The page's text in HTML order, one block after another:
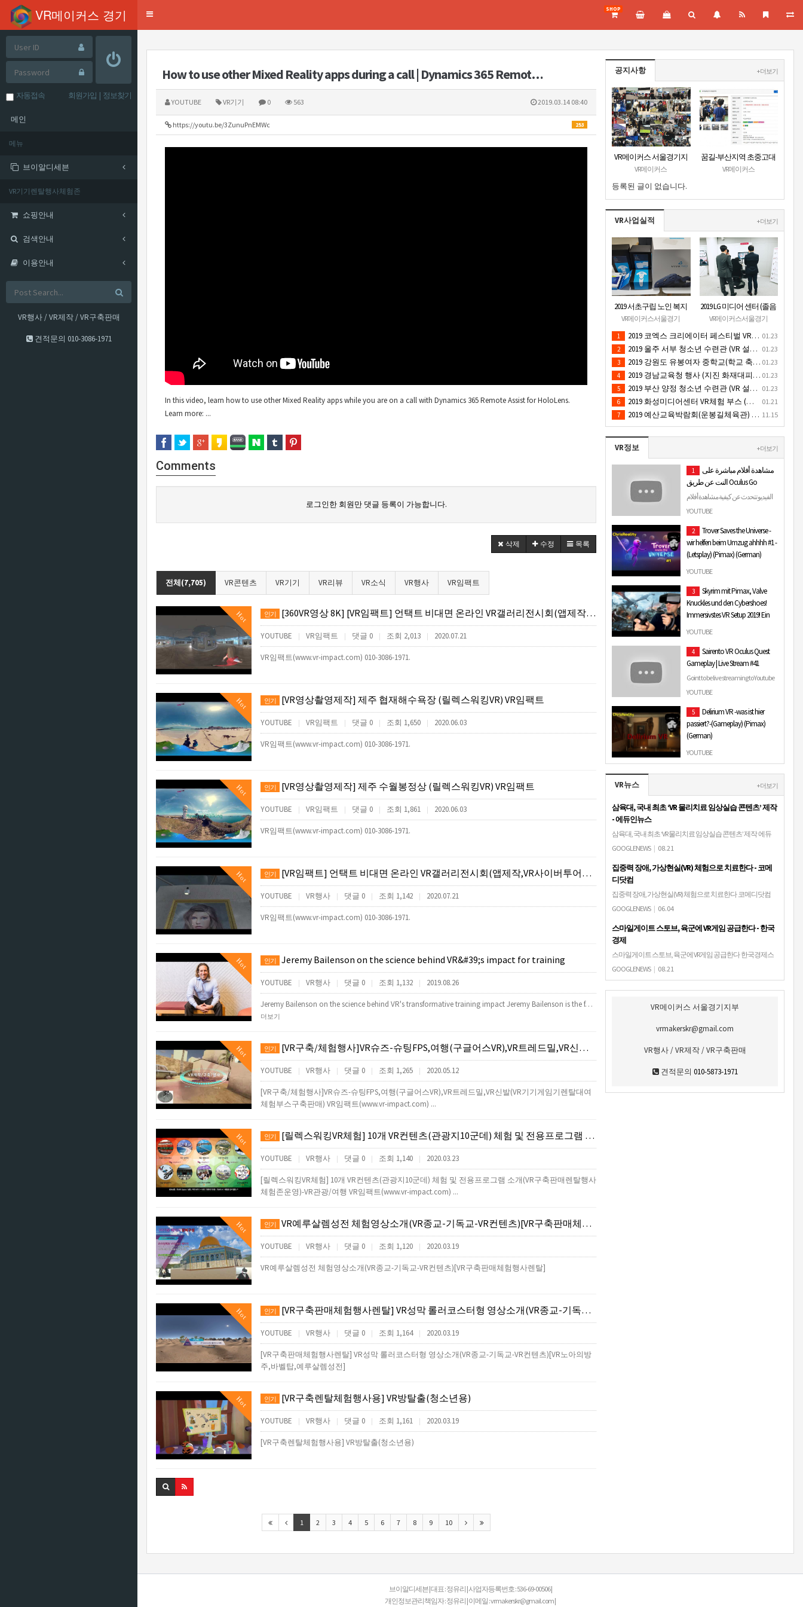
mysql-wrapper(24.03.21)
VR메이커스 경기
Toggle
SHOP
자동접속 회원가입 | 정보찾기
메인
메뉴
브이알디세븐
VR기기렌탈행사체험존
쇼핑안내
검색안내
이용안내
VR행사 / VR제작 / VR구축판매
견적문의 010-3086-1971
How to use other Mixed Reality apps during a call | Dynamics 365 Remot…
YOUTUBE VR기기 0 563 2019.03.14 08:40
253
https://youtu.be/3ZunuPnEMWc
In this video, learn how to use other Mixed Reality apps while you are on a call with Dynamics 365 Remote Assist for HoloLens.
Learn more: ...
Comments
로그인한 회원만 댓글 등록이 가능합니다.
삭제 수정 목록
전체(7,705) VR콘텐츠 VR기기 VR리뷰 VR소식 VR행사 VR임팩트
Hot 인기 [360VR영상 8K] [VR임팩트] 언택트 비대면 온라인 VR갤러리전시회(앱제작,VR사이버투어제작,VR컨텐츠제작) (언택트 ONLINE VR GALLERY)
YOUTUBE | VR임팩트 | 댓글 0 | 조회 2,013 | 2020.07.21
VR임팩트(www.vr-impact.com) 010-3086-1971.
Hot 인기 [VR영상촬영제작] 제주 협재해수욕장 (릴렉스워킹VR) VR임팩트
YOUTUBE | VR임팩트 | 댓글 0 | 조회 1,650 | 2020.06.03
VR임팩트(www.vr-impact.com) 010-3086-1971.
Hot 인기 [VR영상촬영제작] 제주 수월봉정상 (릴렉스워킹VR) VR임팩트
YOUTUBE | VR임팩트 | 댓글 0 | 조회 1,861 | 2020.06.03
VR임팩트(www.vr-impact.com) 010-3086-1971.
Hot 인기 [VR임팩트] 언택트 비대면 온라인 VR갤러리전시회(앱제작,VR사이버투어제작,VR컨텐츠제작)
YOUTUBE | VR행사 | 댓글 0 | 조회 1,142 | 2020.07.21
VR임팩트(www.vr-impact.com) 010-3086-1971.
Hot 인기 Jeremy Bailenson on the science behind VR&#39;s impact for training
YOUTUBE | VR행사 | 댓글 0 | 조회 1,132 | 2019.08.26
Jeremy Bailenson on the science behind VR's transformative training impact Jeremy Bailenson is the f…
더보기
Hot 인기 [VR구축/체험행사]VR슈즈-슈팅FPS,여행(구글어스VR),VR트레드밀,VR신발(VR기기게임기렌탈대여체험부스구축판매)
YOUTUBE | VR행사 | 댓글 0 | 조회 1,265 | 2020.05.12
[VR구축/체험행사]VR슈즈-슈팅FPS,여행(구글어스VR),VR트레드밀,VR신발(VR기기게임기렌탈대여
체험부스구축판매) VR임팩트(www.vr-impact.com) ...
Hot 인기 [릴렉스워킹VR체험] 10개 VR컨텐츠(관광지10군데) 체험 및 전용프로그램 소개(VR구축판매렌탈행사체험존운영)-VR관광/여행
YOUTUBE | VR행사 | 댓글 0 | 조회 1,140 | 2020.03.23
[릴렉스워킹VR체험] 10개 VR컨텐츠(관광지10군데) 체험 및 전용프로그램 소개(VR구축판매렌탈행사
체험존운영)-VR관광/여행 VR임팩트(www.vr-impact.com) ...
Hot 인기 VR예루살렘성전 체험영상소개(VR종교-기독교-VR컨텐츠)[VR구축판매체험행사렌탈]
YOUTUBE | VR행사 | 댓글 0 | 조회 1,120 | 2020.03.19
VR예루살렘성전 체험영상소개(VR종교-기독교-VR컨텐츠)[VR구축판매체험행사렌탈]
Hot 인기 [VR구축판매체험행사렌탈] VR성막 롤러코스터형 영상소개(VR종교-기독교-VR컨텐츠)[VR노아의방주,바벨탑,예루살렘성전]
YOUTUBE | VR행사 | 댓글 0 | 조회 1,164 | 2020.03.19
[VR구축판매체험행사렌탈] VR성막 롤러코스터형 영상소개(VR종교-기독교-VR컨텐츠)[VR노아의방
주,바벨탑,예루살렘성전]
Hot 인기 [VR구축렌탈체험행사용] VR방탈출(청소년용)
YOUTUBE | VR행사 | 댓글 0 | 조회 1,161 | 2020.03.19
[VR구축렌탈체험행사용] VR방탈출(청소년용)
1 2 3 4 5 6 7 8 9 10
공지사항 + 더보기
VR메이커스 서울경기지
부 홈페이지 오픈
VR메이커스
꿈길-부산지역 초중고대
상 VR진로직업체험 + VR
VR메이커스
등록된 글이 없습니다.
VR사업실적 + 더보기
2019 서초구립 노인 복지
관 (VR 설치) - VR 구축 판
VR메이커스서울경기
2019 LG 미디어 센터 (졸음
운전/ 음주운전 체험 행
사) VR 체험 - VR 렌탈대여
행사
VR메이커스서울경기
01.23
1 2019 코엑스 크리에이터 페스티벌 VR체험 부스 (인기 VR 체험) - VR렌탈대여 행사
01.23
2 2019 울주 서부 청소년 수련관 (VR 설치) - VR 구축 판매
01.23
3 2019 강원도 유봉여자 중학교(학교 축제 행사 / 인기 VR 컨텐츠 ) - VR렌탈대여 행사
01.23
4 2019 경남교육청 행사 (지진 화재대피 / VR 체험) _ VR 렌탈대여행사
01.23
5 2019 부산 양정 청소년 수련관 (VR 설치) - VR구축 판매
01.21
6 2019 화성미디어센터 VR체험 부스 (인기 4D 시뮬레이터 체험)- VR렌탈
11.15
7 2019 예산교육박람회(운봉길체육관) VR체험부스(직업진로체험 / 인기VR체험)-VR렌탈대여행사
VR정보 + 더보기
1
النت عن طريق Oculus Go
الفيديو تتحدث عن كيفية مشاهدة أفلام
مباشرة على النت عن طريق جهاز
Go : https://www.ocu…
YOUTUBE
2
Trover Saves the Universe -
wir helfen beim Umzug ahhhh #1 -
(Letsplay) (Pimax) (German)
SteamLink:
VRPACK Discord:
https://discord.gg/KmvE…
YOUTUBE
3
Skyrim mit Pimax, Valve
Knuckles und den Cybershoes!
Immersivstes VR Setup 2019! Ein
wohl immersivste Art und Weise,
Skyrim in 2019 zu spielen! Ich
benutze die Pimax 5K Pl…
YOUTUBE
4
Sairento VR Oculus Quest
Gameplay | Live Stream #41
Goint to be live streaming to Youtube
from now on 5pm-8pm Thurs-Mon
on the same days. Wil…
YOUTUBE
5
Delirium VR -was ist hier
passiert?-(Gameplay) (Pimax)
(German)
SteamLink:
https://store.steampowered.com/app/
VRPACK Discord:
https://discord.gg/KmvEV9N
Besuchen l…
YOUTUBE
VR뉴스 + 더보기
삼육대, 국내 최초 ‘VR 물리치료 임상실습 콘텐츠’ 제작
- 에듀인뉴스
삼육대, 국내 최초 ‘VR 물리치료 임상실습 콘텐츠’ 제작 에듀
인뉴스[에듀인뉴스=지성배 기자] 삼육대 교육혁신단(단장
해 물리치료 임상실습을 할 수 있는 …
GOOGLENEWS | 08.21
집중력 장애, 가상현실(VR) 체험으로 치료한다 - 코메
디닷컴
집중력 장애, 가상현실(VR) 체험으로 치료한다 코메디닷컴
[사진=Gorodenkoff/shutterstock] 주의력결핍 및 과잉행동장애
구·개발 중…
GOOGLENEWS | 06.04
스마일게이트 스토브, 육군에 VR게임 공급한다 - 한국
경제
스마일게이트 스토브, 육군에 VR게임 공급한다 한국경제스
마일게이트 스토브(대표 한영운, 이하 스토브)는 KT(회장 황
창규), 병영 복지 서비스 전문 기업 케이프렌즈(대표 나성갑),
VR 콘텐츠 공급사 실감(대표 박…
GOOGLENEWS | 08.21
VR메이커스 서울경기지부
vrmakerskr@gmail.com
VR행사 / VR제작 / VR구축판매
견적문의 010-5873-1971
브이알디세븐 | 대표 : 정유리 | 사업자등록번호 : 536-69-00506 |
개인정보관리책임자 : 정유리 | 이메일 : vrmakerskr@gmail.com |